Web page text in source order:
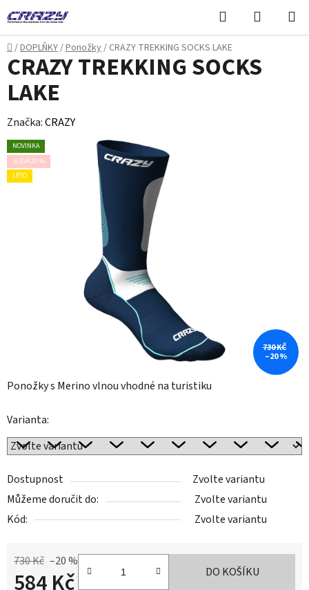
na
obsah
Hledat
KOŠÍK
Domů
/DOPLŇKY/Ponožky/ CRAZY TREKKING SOCKS LAKE
Ponožky s Merino vlnou vhodné na turistiku
Varianta:
Dostupnost
Zvolte variantu
Můžeme doručit do:
Zvolte variantu
Kód:
Zvolte variantu
730 Kč –20 %
584 Kč DO KOŠÍKU
CRAZY TREKKING SOCKS
LAKE
Značka:CRAZY
NOVINKA
SLEVA 20 %
LÉTO
730 KČ
–20 %